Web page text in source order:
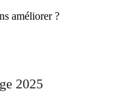
améliorer ?
2025